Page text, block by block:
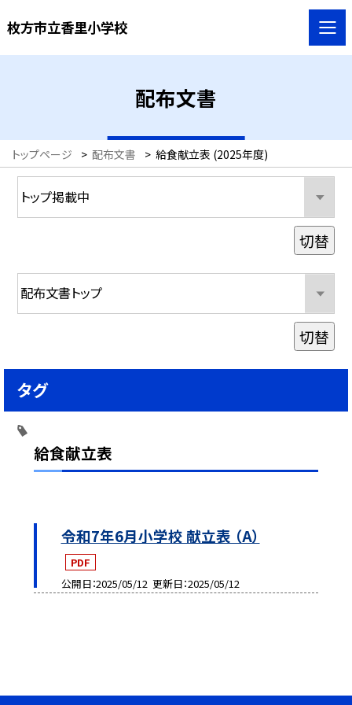
枚方市立香里小学校
配布文書
トップページ > 配布文書 > 給食献立表 (2025年度)
給食献立表
令和7年6月小学校 献立表 （A）
PDF
公開日 2025/05/12 更新日 2025/05/12
切替
切替
タグ